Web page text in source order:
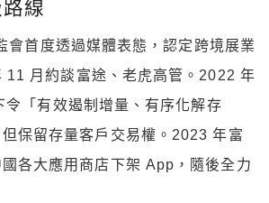
線
會首度透過媒體表態，認定跨境展業
11 月約談富途、老虎高管。2022 年
「有效遏制增量、有序化解存
保留存量客戶交易權。2023 年富
各大應用商店下架 App，隨後全力